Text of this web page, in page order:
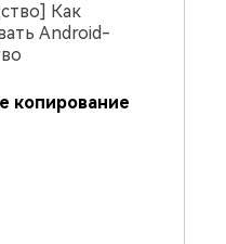
Как
Android-
копирование